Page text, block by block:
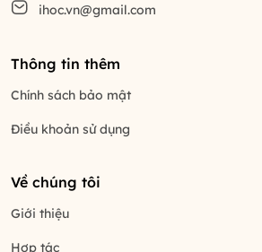
ihoc.vn@gmail.com
Thông tin thêm
Chính sách bảo mật
Điều khoản sử dụng
Về chúng tôi
Giới thiệu
Hợp tác